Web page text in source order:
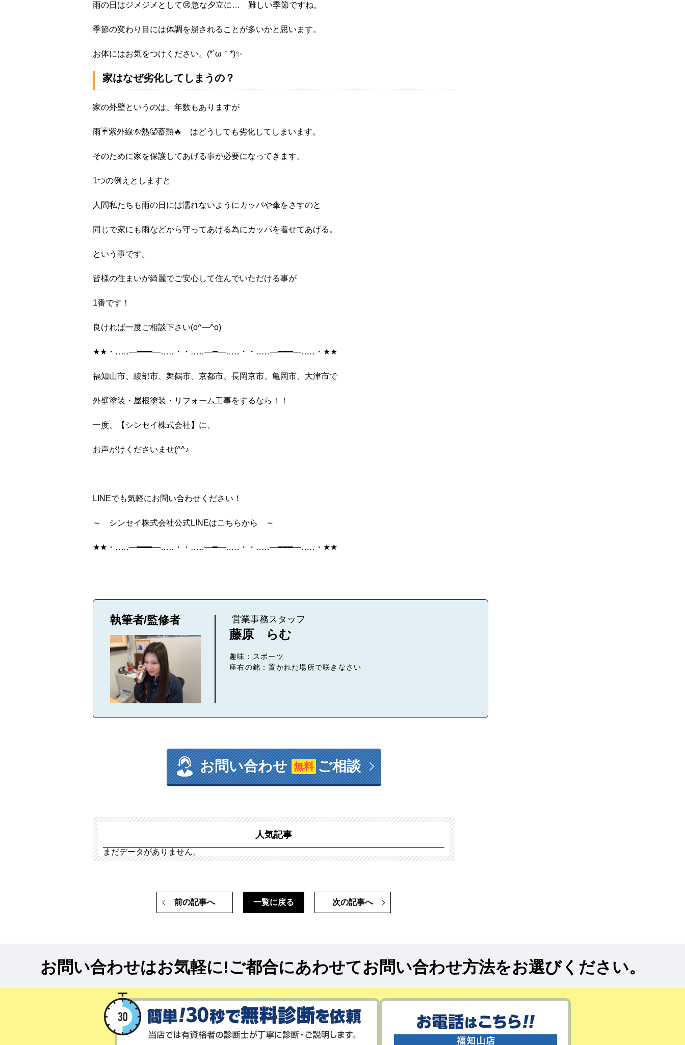
雨の日はジメジメとして😢急な夕立に… 難しい季節ですね。
季節の変わり目には体調を崩されることが多いかと思います。
お体にはお気をつけください。(*´ω｀*)✨
家はなぜ劣化してしまうの？
家の外壁というのは、年数もありますが
雨☔紫外線🌞熱🥵蓄熱🔥 はどうしても劣化してしまいます。
そのために家を保護してあげる事が必要になってきます。
1つの例えとしますと
人間私たちも雨の日には濡れないようにカッパや傘をさすのと
同じで家にも雨などから守ってあげる為にカッパを着せてあげる。
という事です。
皆様の住まいが綺麗でご安心して住んでいただける事が
1番です！
良ければ一度ご相談下さい(o^―^o)
★★・‥…―━━━―…‥・・‥…―━―…‥・・‥…―━━━―…‥・★★
福知山市、綾部市、舞鶴市、京都市、長岡京市、亀岡市、大津市で
外壁塗装・屋根塗装・リフォーム工事をするなら！！
一度、【シンセイ株式会社】に、
お声がけくださいませ(^^♪
LINEでも気軽にお問い合わせください！
～ シンセイ株式会社公式LINEはこちらから ～
★★・‥…―━━━―…‥・・‥…―━―…‥・・‥…―━━━―…‥・★★
執筆者/監修者 営業事務スタッフ
藤原 らむ
趣味：スポーツ
座右の銘：置かれた場所で咲きなさい
お問い合わせ無料 ご相談
人気記事
まだデータがありません。
前の記事へ 次の記事へ
一覧に戻る
お問い合わせはお気軽に!ご都合にあわせてお問い合わせ方法をお選びください。